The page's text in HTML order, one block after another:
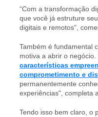
“Com a transformação
que você já estruture
digitais e remotos”,
Também é fundamental
motiva a abrir o negócio.
características
comprometimento e
permanentemente
experiências", completa
Tendo isso bem claro, o